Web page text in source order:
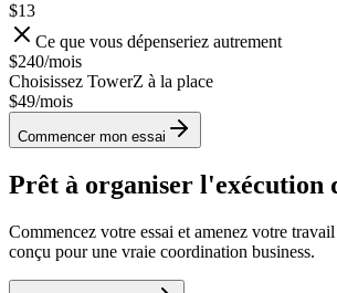
$13
Ce que vous dépenseriez autrement
$240/mois
Choisissez TowerZ à la place
$49/mois
Commencer mon essai
Prêt à organiser l'exécution
Commencez votre essai et amenez votre
conçu pour une vraie coordination business.